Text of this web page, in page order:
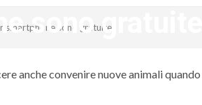
sono gratuite
smartphone sono gratuite
anche convenire nuove animali